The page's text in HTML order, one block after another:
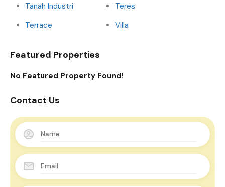
Tanah Industri
Teres
Terrace
Villa
Featured Properties
No Featured Property Found!
Contact Us